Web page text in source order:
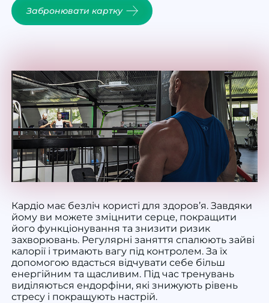
Забронювати картку
Кардіо має безліч користі для здоров’я. Завдяки
йому ви можете зміцнити серце, покращити
його функціонування та знизити ризик
захворювань. Регулярні заняття спалюють зайві
калорії і тримають вагу під контролем. За їх
допомогою вдасться відчувати себе більш
енергійним та щасливим. Під час тренувань
виділяються ендорфіни, які знижують рівень
стресу і покращують настрій.